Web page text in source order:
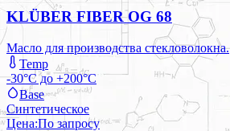
KLÜBER FIBER OG 68
Масло для производства стекловолокна.
Temp
-30°C до +200°C
Base
Синтетическое
Цена:По запросу